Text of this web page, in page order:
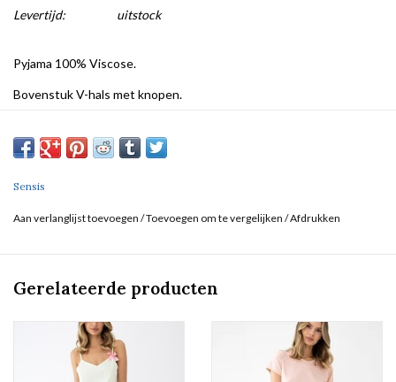
Levertijd:
uitstock
Pyjama 100% Viscose.
Bovenstuk V-hals met knopen.
Sensis
Aan verlanglijst toevoegen /Toevoegen om te vergelijken /Afdrukken
Gerelateerde producten